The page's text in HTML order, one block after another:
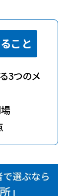
こと
3つのメ